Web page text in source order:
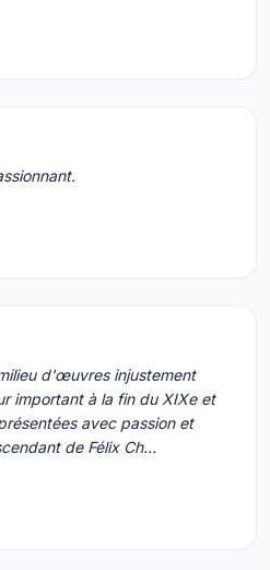
d'œuvres injustement
important à la fin du XIXe et
avec passion et
de Félix Ch…